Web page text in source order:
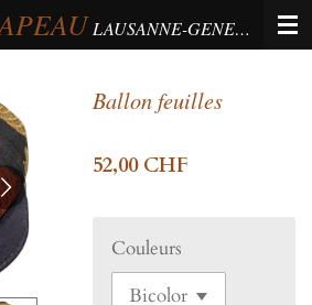
LAUSANNE-GENEVA-BERNE
Ballon feuilles
52,00 CHF
Couleurs